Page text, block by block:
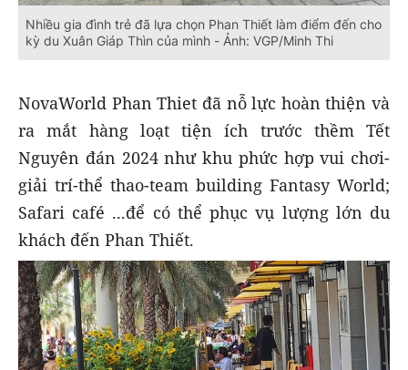
Nhiều gia đình trẻ đã lựa chọn Phan Thiết làm điểm đến cho
kỳ du Xuân Giáp Thìn của mình - Ảnh: VGP/Minh Thi
NovaWorld Phan Thiet đã nỗ lực hoàn thiện và
ra mắt hàng loạt tiện ích trước thềm Tết
Nguyên đán 2024 như khu phức hợp vui chơi-
giải trí-thể thao-team building Fantasy World;
Safari café ...để có thể phục vụ lượng lớn du
khách đến Phan Thiết.